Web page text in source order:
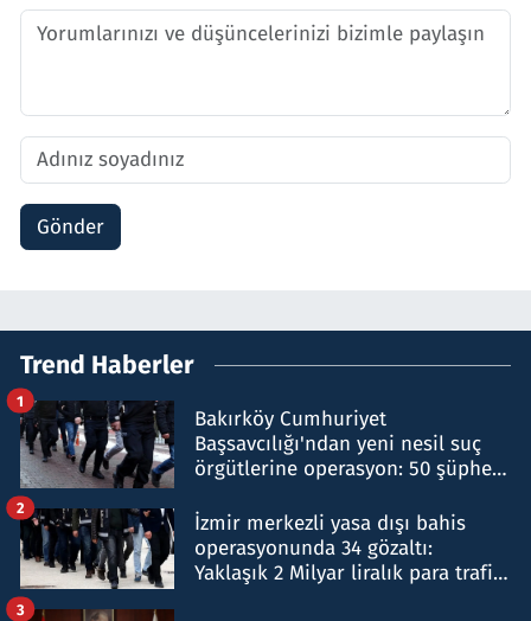
Gönder
Trend Haberler
Bakırköy Cumhuriyet
Başsavcılığı'ndan yeni nesil suç
örgütlerine operasyon: 50 şüpheli
1
İzmir merkezli yasa dışı bahis
operasyonunda 34 gözaltı:
Yaklaşık 2 Milyar liralık para trafiği
2
3